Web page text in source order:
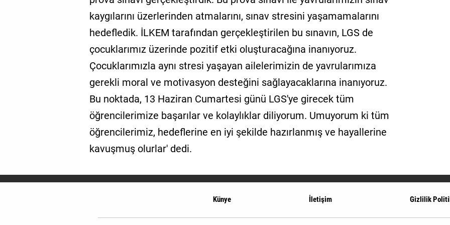
kaygılarını üzerlerinden atmalarını, sınav stresini yaşamamalarını
hedefledik. İLKEM tarafından gerçekleştirilen bu sınavın, LGS de
çocuklarımız üzerinde pozitif etki oluşturacağına inanıyoruz.
Çocuklarımızla aynı stresi yaşayan ailelerimizin de yavrularımıza
gerekli moral ve motivasyon desteğini sağlayacaklarına inanıyoruz.
Bu noktada, 13 Haziran Cumartesi günü LGS'ye girecek tüm
öğrencilerimize başarılar ve kolaylıklar diliyorum. Umuyorum ki tüm
öğrencilerimiz, hedeflerine en iyi şekilde hazırlanmış ve hayallerine
kavuşmuş olurlar' dedi.
Künye İletişim Gizlilik